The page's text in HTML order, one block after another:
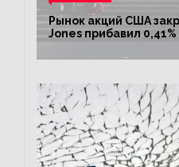
Рынок акций США
Jones прибавил 0,41%